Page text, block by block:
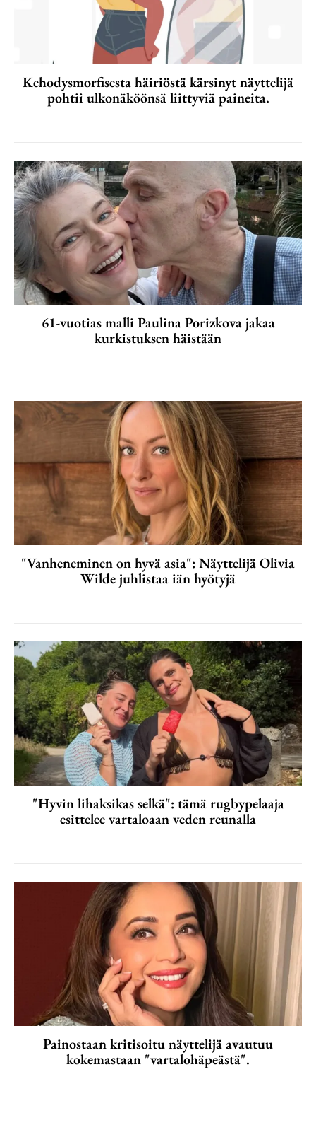
Kehodysmorfisesta häiriöstä kärsinyt näyttelijä
pohtii ulkonäköönsä liittyviä paineita.
61-vuotias malli Paulina Porizkova jakaa
kurkistuksen häistään
"Vanheneminen on hyvä asia": Näyttelijä Olivia
Wilde juhlistaa iän hyötyjä
"Hyvin lihaksikas selkä": tämä rugbypelaaja
esittelee vartaloaan veden reunalla
Painostaan kritisoitu näyttelijä avautuu
kokemastaan "vartalohäpeästä".